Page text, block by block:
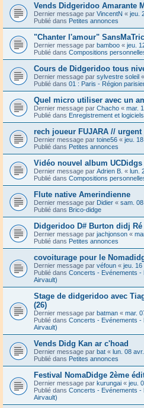
Vends Didgeridoo Amarante
Dernier message par VincentN « jeu.
Publié dans Petites annonces
"Chanter l'amour"
Dernier message par bamboo « jeu.
Publié dans Compositions
Cours de Didgeridoo tous
Dernier message par sylvestre soleil «
Publié dans 01 : Paris - Région
Quel micro utiliser avec un
Dernier message par Chacho « mar.
Publié dans Enregistrement et
rech joueur FUJARA // urgent
Dernier message par toine56 « jeu.
Publié dans Petites annonces
Vidéo nouvel album UCDidgs
Dernier message par Adrien B. « lun.
Publié dans Compositions
Flute native Amerindienne
Dernier message par Didier « sam.
Publié dans Brico-didge
Didgeridoo D# Burton didj Ré
Dernier message par jachjonson «
Publié dans Petites annonces
covoiturage pour le
Dernier message par véfoun « jeu. 16
Publié dans Concerts - Evénements
Airvault)
Stage de didgeridoo avec
(26)
Dernier message par batman « mar.
Publié dans Concerts - Evénements
Airvault)
Vends Didg Kan ar c'hoad
Dernier message par bat « lun. 08
Publié dans Petites annonces
Festival NomaDidge 2ème
Dernier message par kurungai « jeu.
Publié dans Concerts - Evénements
Airvault)